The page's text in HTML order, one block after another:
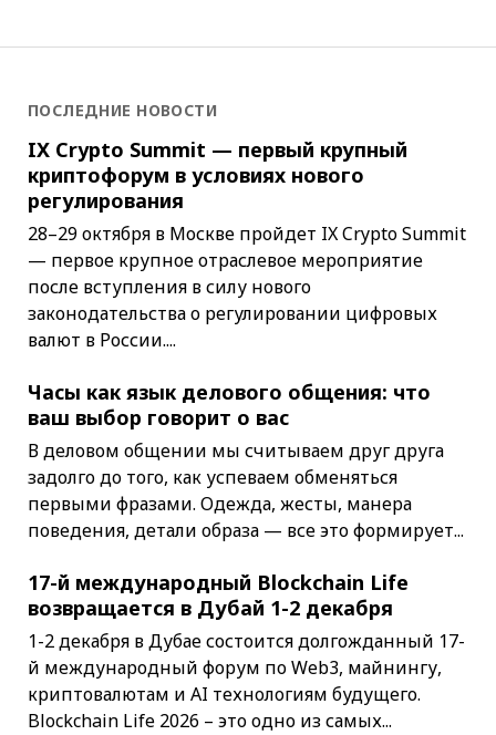
ПОСЛЕДНИЕ НОВОСТИ
IX Crypto Summit — первый крупный
криптофорум в условиях нового
регулирования
28–29 октября в Москве пройдет IX Crypto Summit
— первое крупное отраслевое мероприятие
после вступления в силу нового
законодательства о регулировании цифровых
валют в России....
Часы как язык делового общения: что
ваш выбор говорит о вас
В деловом общении мы считываем друг друга
задолго до того, как успеваем обменяться
первыми фразами. Одежда, жесты, манера
поведения, детали образа — все это формирует...
17-й международный Blockchain Life
возвращается в Дубай 1-2 декабря
1-2 декабря в Дубае состоится долгожданный 17-
й международный форум по Web3, майнингу,
криптовалютам и AI технологиям будущего.
Blockchain Life 2026 – это одно из самых...